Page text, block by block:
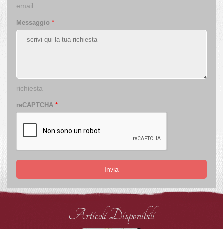
email
Messaggio *
richiesta
reCAPTCHA *
Invia
Articoli Disponibili